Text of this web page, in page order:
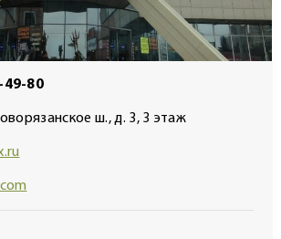
49-80
ш., д. 3, 3 этаж